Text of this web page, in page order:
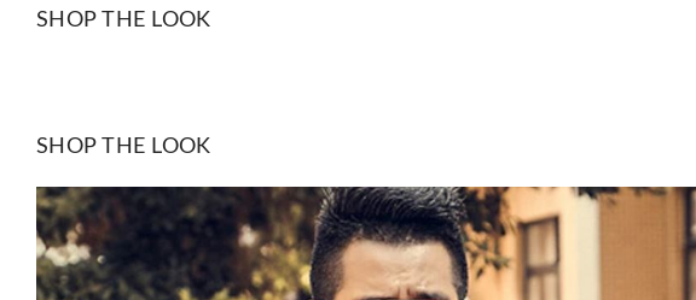
SHOP THE LOOK
SHOP THE LOOK